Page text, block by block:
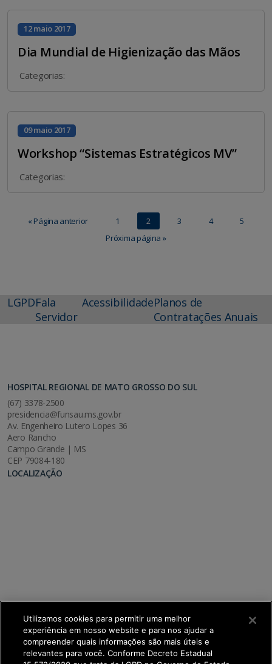
12 maio 2017
Dia Mundial de Higienização das Mãos
Categorias:
09 maio 2017
Workshop “Sistemas Estratégicos MV”
Categorias:
« Página anterior 1 2 3 4
5
Próxima página »
LGPDFala
Servidor
AcessibilidadePlanos de
Contratações Anuais
HOSPITAL REGIONAL DE MATO GROSSO DO SUL
(67) 3378-2500
presidencia@funsau.ms.gov.br
Av. Engenheiro Lutero Lopes 36
Aero Rancho
Campo Grande | MS
CEP 79084-180
LOCALIZAÇÃO
Utilizamos cookies para permitir uma melhor
experiência em nosso website e para nos ajudar a
compreender quais informações são mais úteis e
relevantes para você. Conforme Decreto Estadual